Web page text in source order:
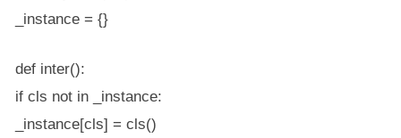
_instance = {}
def inter():
if cls not in _instance:
_instance[cls] = cls()